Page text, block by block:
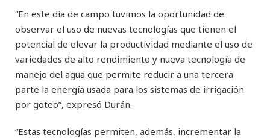
“En este día de campo tuvimos la oportunidad de
observar el uso de nuevas tecnologías que tienen el
potencial de elevar la productividad mediante el uso de
variedades de alto rendimiento y nueva tecnología de
manejo del agua que permite reducir a una tercera
parte la energía usada para los sistemas de irrigación
por goteo”, expresó Durán.
“Estas tecnologías permiten, además, incrementar la